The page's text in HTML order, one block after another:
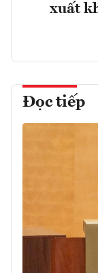
xuất
Đọc tiếp